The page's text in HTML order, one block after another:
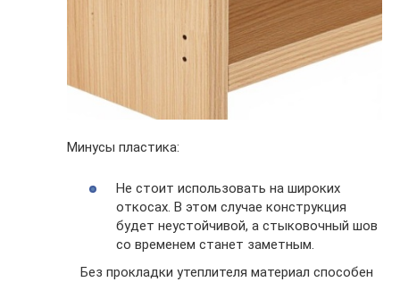
Минусы пластика:
Не стоит использовать на широких
откосах. В этом случае конструкция
будет неустойчивой, а стыковочный шов
со временем станет заметным.
Без прокладки утеплителя материал способен